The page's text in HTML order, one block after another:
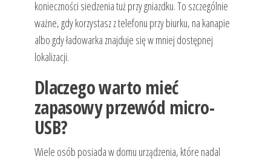
konieczności siedzenia tuż przy gniazdku. To szczególnie
ważne, gdy korzystasz z telefonu przy biurku, na kanapie
albo gdy ładowarka znajduje się w mniej dostępnej
lokalizacji.
Dlaczego warto mieć
zapasowy przewód micro-
USB?
Wiele osób posiada w domu urządzenia, które nadal